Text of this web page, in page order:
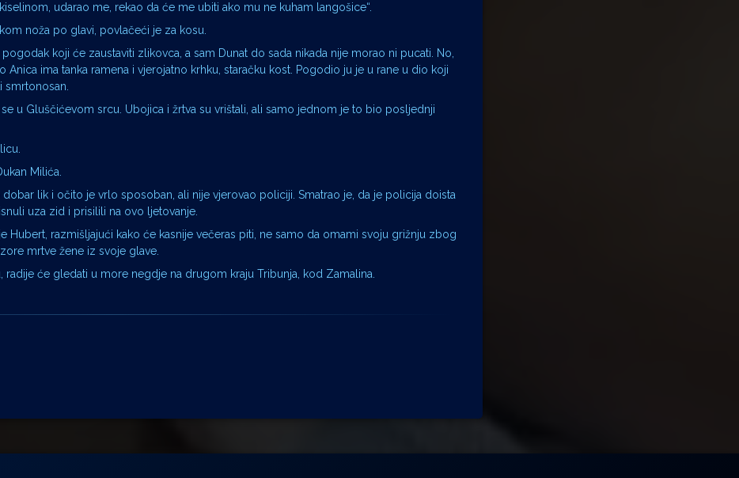
udarao me, rekao da će me ubiti ako mu ne kuham langošice“.
noža po glavi, povlačeći je za kosu.
koji će zaustaviti zlikovca, a sam Dunat do sada nikada nije morao ni pucati. No,
ima tanka ramena i vjerojatno krhku, staračku kost. Pogodio ju je u rane u dio koji
smrtonosan.
u Gluščićevom srcu. Ubojica i žrtva su vrištali, ali samo jednom je to bio posljednji
Milića.
lik i očito je vrlo sposoban, ali nije vjerovao policiji. Smatrao je, da je policija doista
uza zid i prisilili na ovo ljetovanje.
Hubert, razmišljajući kako će kasnije večeras piti, ne samo da omami svoju grižnju zbog
mrtve žene iz svoje glave.
radije će gledati u more negdje na drugom kraju Tribunja, kod Zamalina.